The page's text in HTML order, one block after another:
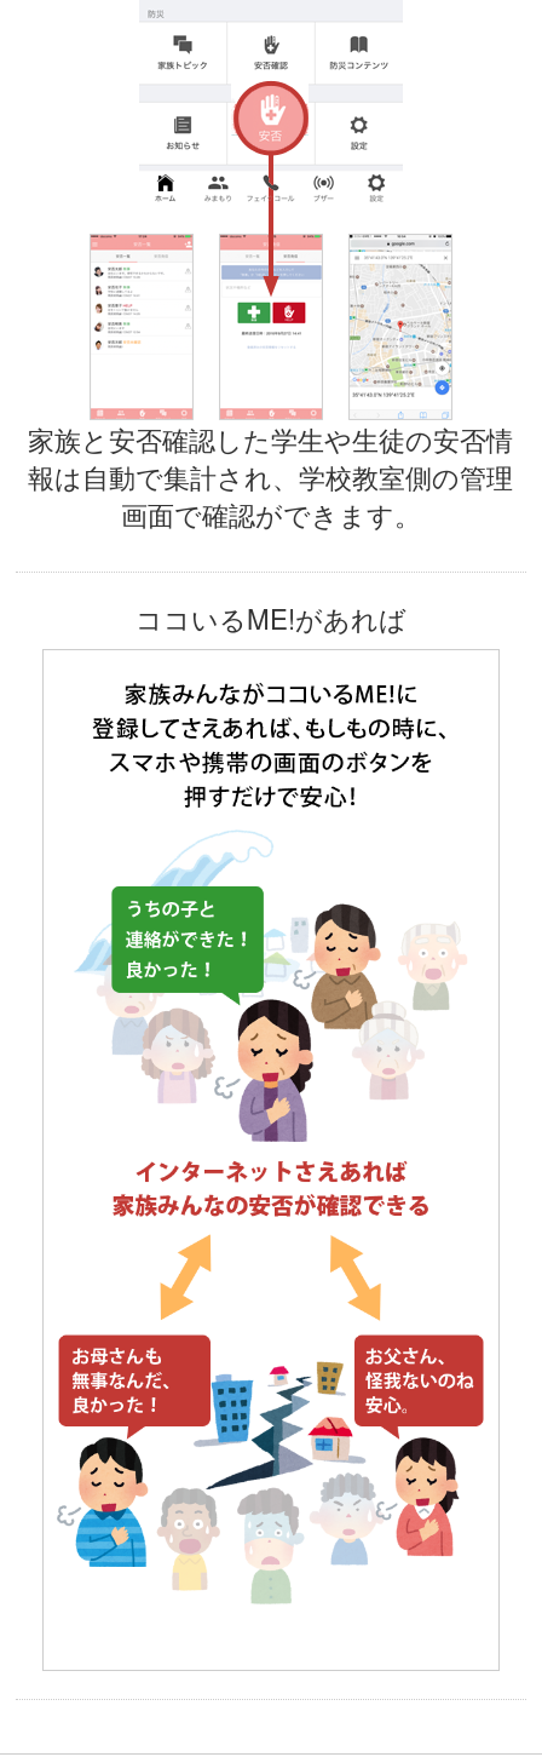
家族と安否確認した学生や生徒の安否情
報は自動で集計され、学校教室側の管理
画面で確認ができます。
ココいるME!があれば